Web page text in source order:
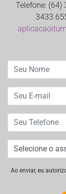
Telefone: (64)
Ao enviar, eu